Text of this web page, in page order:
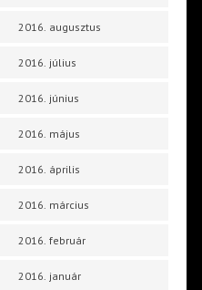
2016. augusztus
2016. július
2016. június
2016. május
2016. április
2016. március
2016. február
2016. január